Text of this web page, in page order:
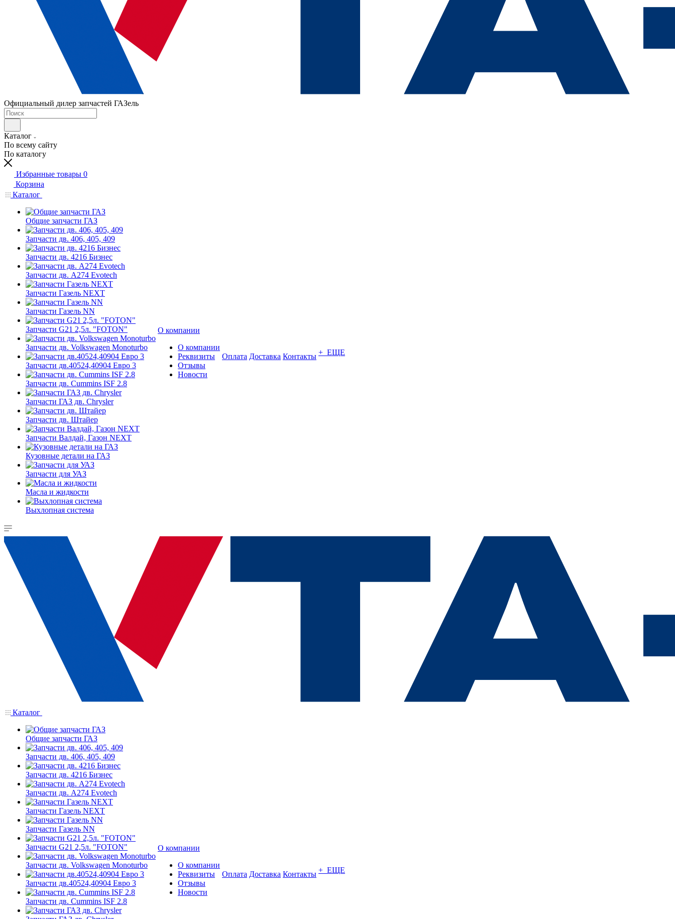
Официальный дилер запчастей ГАЗель
Каталог
По всему сайту
По каталогу
Избранные товары 0
Корзина
Каталог
Общие запчасти ГАЗ
Запчасти дв. 406, 405, 409
Запчасти дв. 4216 Бизнес
Запчасти дв. A274 Evotech
Запчасти Газель NEXT
Запчасти Газель NN
Запчасти G21 2,5л. "FOTON"
Запчасти дв. Volkswagen Monoturbo
Запчасти дв.40524,40904 Евро 3
Запчасти дв. Cummins ISF 2.8
Запчасти ГАЗ дв. Chrysler
Запчасти дв. Штайер
Запчасти Валдай, Газон NEXT
Кузовные детали на ГАЗ
Запчасти для УАЗ
Масла и жидкости
Выхлопная система
О компании
О компании
Реквизиты
Отзывы
Новости
Оплата Доставка Контакты + ЕЩЕ
Каталог
Общие запчасти ГАЗ
Запчасти дв. 406, 405, 409
Запчасти дв. 4216 Бизнес
Запчасти дв. A274 Evotech
Запчасти Газель NEXT
Запчасти Газель NN
Запчасти G21 2,5л. "FOTON"
Запчасти дв. Volkswagen Monoturbo
Запчасти дв.40524,40904 Евро 3
Запчасти дв. Cummins ISF 2.8
О компании
О компании
Реквизиты
Отзывы
Новости
Оплата Доставка Контакты + ЕЩЕ